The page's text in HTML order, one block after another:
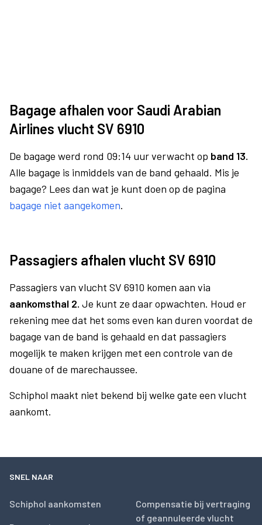
Bagage afhalen voor Saudi Arabian
Airlines vlucht SV 6910
De bagage werd rond 09:14 uur verwacht op band 13.
Alle bagage is inmiddels van de band gehaald. Mis je
bagage? Lees dan wat je kunt doen op de pagina
bagage niet aangekomen.
Passagiers afhalen vlucht SV 6910
Passagiers van vlucht SV 6910 komen aan via
aankomsthal 2. Je kunt ze daar opwachten. Houd er
rekening mee dat het soms even kan duren voordat de
bagage van de band is gehaald en dat passagiers
mogelijk te maken krijgen met een controle van de
douane of de marechaussee.
Schiphol maakt niet bekend bij welke gate een vlucht
aankomt.
SNEL NAAR
Schiphol aankomsten
Compensatie bij vertraging
of geannuleerde vlucht